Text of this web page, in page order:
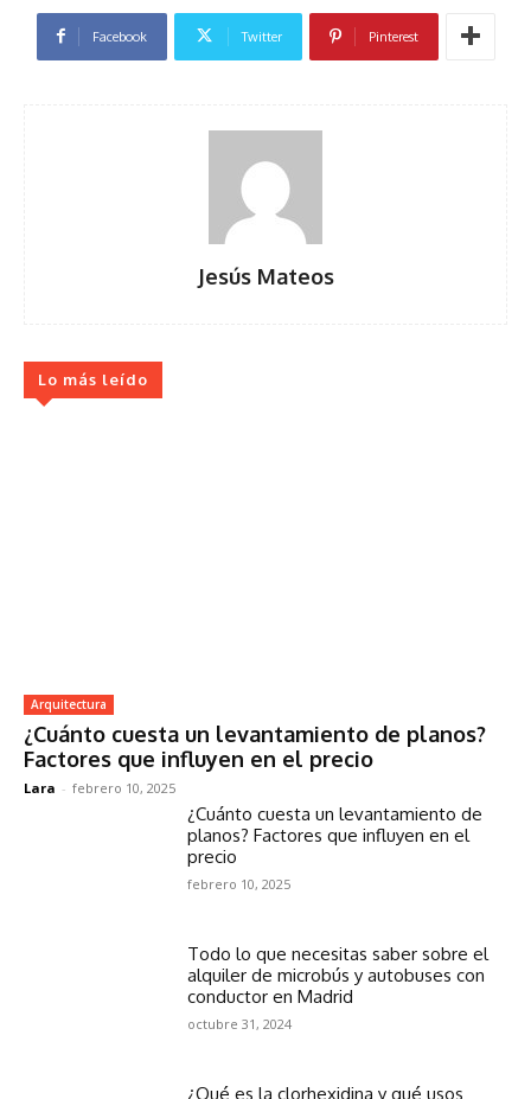
Facebook Twitter Pinterest
Jesús Mateos
Lo más leído
Arquitectura
¿Cuánto cuesta un levantamiento de planos?
Factores que influyen en el precio
Lara - febrero 10, 2025
¿Cuánto cuesta un levantamiento de
planos? Factores que influyen en el
precio
febrero 10, 2025
Todo lo que necesitas saber sobre el
alquiler de microbús y autobuses con
conductor en Madrid
octubre 31, 2024
¿Qué es la clorhexidina y qué usos